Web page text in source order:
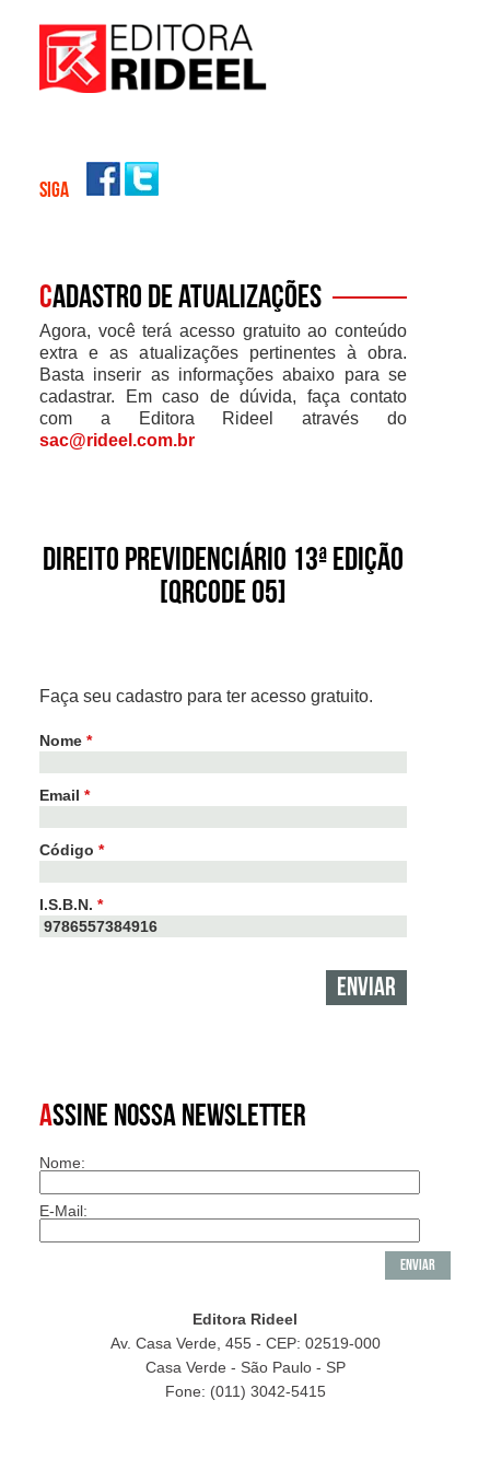
SIGA
Cadastro de atualizações
Agora, você terá acesso gratuito ao conteúdo
extra e as atualizações pertinentes à obra.
Basta inserir as informações abaixo para se
cadastrar. Em caso de dúvida, faça contato
com a Editora Rideel através do
sac@rideel.com.br
Direito Previdenciário 13ª edição
[QRCODE 05]
Faça seu cadastro para ter acesso gratuito.
Nome *
Email *
Código *
I.S.B.N. *
ASSINE NOSSA NEWSLETTER
Nome:
E-Mail:
Editora Rideel
Av. Casa Verde, 455 - CEP: 02519-000
Casa Verde - São Paulo - SP
Fone: (011) 3042-5415